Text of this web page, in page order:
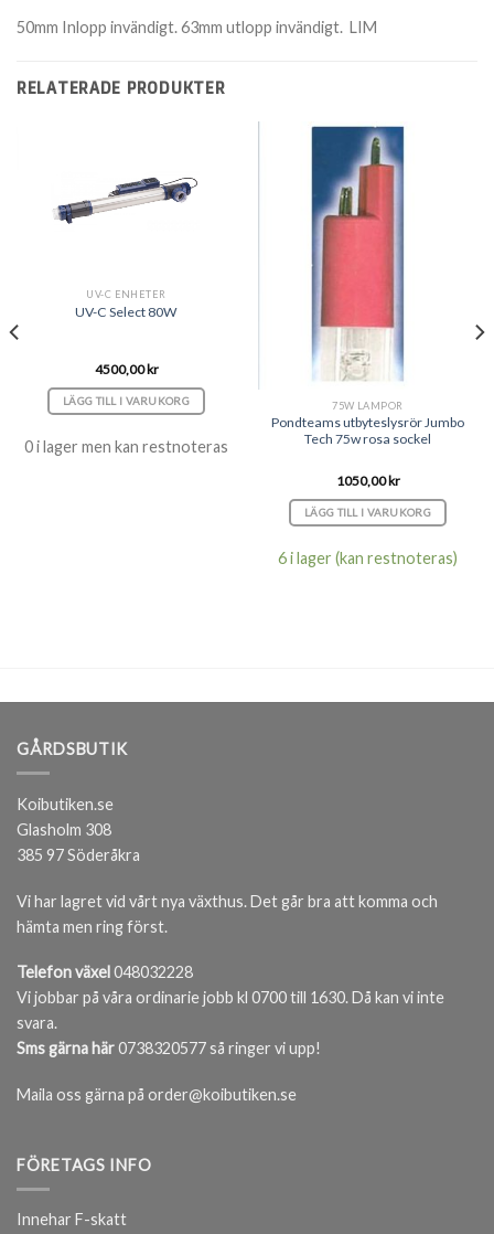
50mm Inlopp invändigt. 63mm utlopp invändigt. LIM
RELATERADE PRODUKTER
UV-C ENHETER
UV-C Select 80W
4500,00kr
LÄGG TILL I VARUKORG
0 i lager men kan restnoteras
75W LAMPOR
Pondteams utbyteslysrör Jumbo
Tech 75w rosa sockel
1050,00kr
LÄGG TILL I VARUKORG
6 i lager (kan restnoteras)
GÅRDSBUTIK
Koibutiken.se
Glasholm 308
385 97 Söderåkra
Vi har lagret vid vårt nya växthus. Det går bra att komma och
hämta men ring först.
Telefon växel048032228
Vi jobbar på våra ordinarie jobb kl 0700 till 1630. Då kan vi inte
svara.
Sms gärna här0738320577 så ringer vi upp!
Maila oss gärna på order@koibutiken.se
FÖRETAGS INFO
Innehar F-skatt